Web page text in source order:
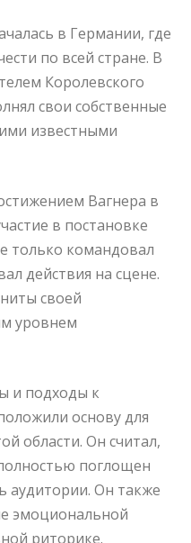
в Германии, где
по всей стране. В
Королевского
свои собственные
известными
Вагнера в
в постановке
только командовал
действия на сцене.
своей
уровнем
и подходы к
основу для
области. Он считал,
поглощен
аудитории. Он также
эмоциональной
риторике.